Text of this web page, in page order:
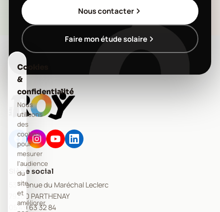
Nous contacter
Faire mon étude solaire
Siège social
53 Avenue du Maréchal Leclerc
79200 PARTHENAY
05 49 63 32 84
Cookies
&
confidentialité
Nous
utilisons
des
cookies
pour
mesurer
l'audience
du
site
et
améliorer